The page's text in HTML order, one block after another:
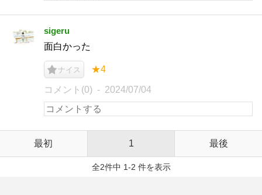
sigeru
面白かった
ナイス ★4
コメント(0) 2024/07/04
最初 1 最後
全2件中 1-2 件を表示